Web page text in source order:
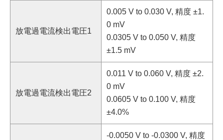
放電過電流検出電圧1
0.005 V to 0.030 V, 精度 ±1.
0 mV
0.0305 V to 0.050 V, 精度
±1.5 mV
放電過電流検出電圧2
0.011 V to 0.060 V, 精度 ±2.
0 mV
0.0605 V to 0.100 V, 精度
±4.0%
-0.0050 V to -0.0300 V, 精度